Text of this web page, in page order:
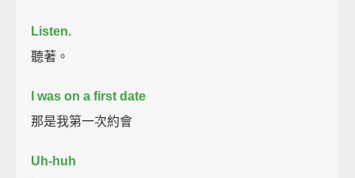
Listen.
聽著。
I was on a first date
那是我第一次約會
Uh-huh